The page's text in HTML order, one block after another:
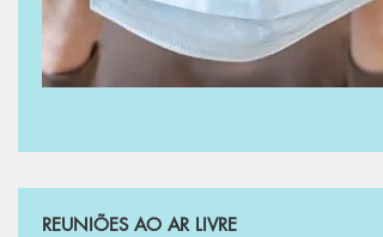
REUNIÕES AO AR LIVRE